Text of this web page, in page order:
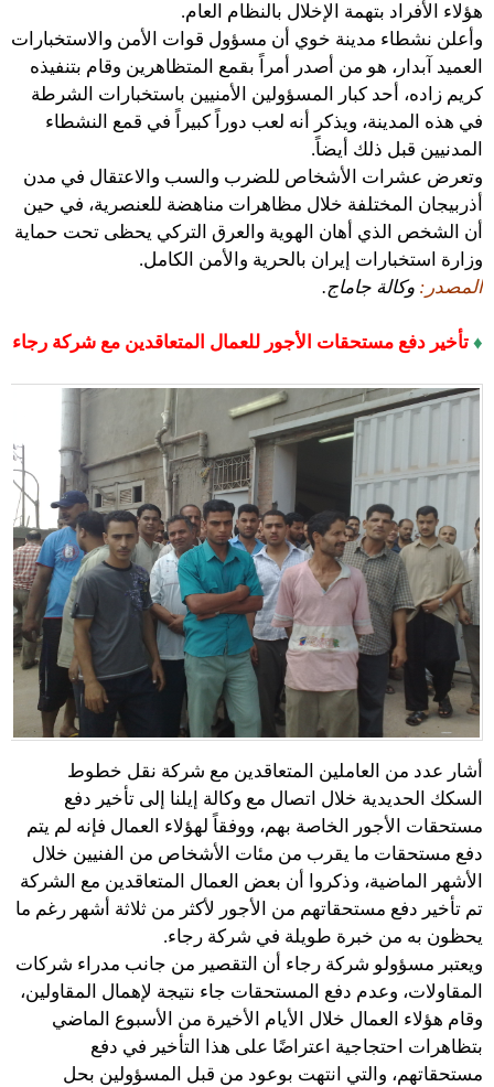
هؤلاء الأفراد بتهمة الإخلال بالنظام العام.
وأعلن نشطاء مدينة خوي أن مسؤول قوات الأمن والاستخبارات
العميد آبدار، هو من أصدر أمراً بقمع المتظاهرين وقام بتنفيذه
كريم زاده، أحد كبار المسؤولين الأمنيين باستخبارات الشرطة
في هذه المدينة، ويذكر أنه لعب دوراً كبيراً في قمع النشطاء
المدنيين قبل ذلك أيضاً.
وتعرض عشرات الأشخاص للضرب والسب والاعتقال في مدن
أذربيجان المختلفة خلال مظاهرات مناهضة للعنصرية، في حين
أن الشخص الذي أهان الهوية والعرق التركي يحظى تحت حماية
وزارة استخبارات إيران بالحرية والأمن الكامل.
المصدر: وكالة جاماج.
♦ تأخير دفع مستحقات الأجور للعمال المتعاقدين مع شركة رجاء
أشار عدد من العاملين المتعاقدين مع شركة نقل خطوط
السكك الحديدية خلال اتصال مع وكالة إيلنا إلى تأخير دفع
مستحقات الأجور الخاصة بهم، ووفقاً لهؤلاء العمال فإنه لم يتم
دفع مستحقات ما يقرب من مئات الأشخاص من الفنيين خلال
الأشهر الماضية، وذكروا أن بعض العمال المتعاقدين مع الشركة
تم تأخير دفع مستحقاتهم من الأجور لأكثر من ثلاثة أشهر رغم ما
يحظون به من خبرة طويلة في شركة رجاء.
ويعتبر مسؤولو شركة رجاء أن التقصير من جانب مدراء شركات
المقاولات، وعدم دفع المستحقات جاء نتيجة لإهمال المقاولين،
وقام هؤلاء العمال خلال الأيام الأخيرة من الأسبوع الماضي
بتظاهرات احتجاجية اعتراضًا على هذا التأخير في دفع
مستحقاتهم، والتي انتهت بوعود من قبل المسؤولين بحل